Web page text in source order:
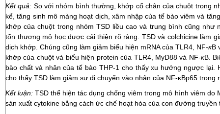
Kết quả: So với nhóm bình thường, khớp cổ chân của chuột trong
kể, tăng sinh mô màng hoạt dịch, xâm nhập của tế bào viêm và
khớp của chuột trong nhóm TSD liều cao và trung bình cũng như
tổn thương mô học được cải thiện rõ ràng. TSD và colchicine làm
dịch khớp. Chúng cũng làm giảm biểu hiện mRNA của TLR4, NF-κB
khớp của chuột và biểu hiện protein của TLR4, MyD88 và NF-κB.
bào chất và nhân của tế bào THP-1 cho thấy xu hướng ngược lại.
cho thấy TSD làm giảm sự di chuyển vào nhân của NF-κBp65 trong
Kết luận: TSD thể hiện tác dụng chống viêm trong mô hình viêm do
sản xuất cytokine bằng cách ức chế hoạt hóa của con đường truyền